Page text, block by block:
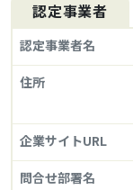
認定事業者
認定事業者名
住所
企業サイトURL
問合せ部署名